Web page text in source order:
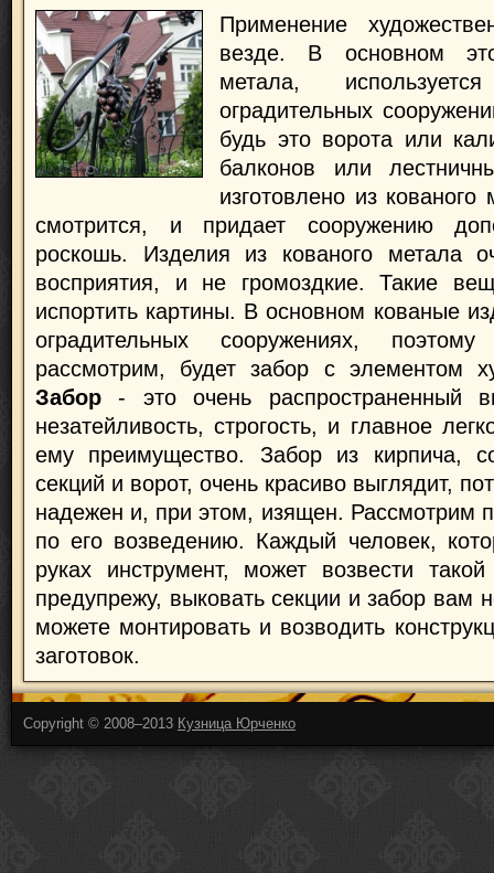
Применение
везде. В основном
метала,
оградительных
будь это ворота или
балконов или
изготовлено из
смотрится, и придает сооружению
роскошь. Изделия из кованого метала
восприятия, и не громоздкие. Такие
испортить картины. В основном кованые
оградительных сооружениях,
рассмотрим, будет забор с элементом
Забор - это очень распространенный
незатейливость, строгость, и главное
ему преимущество. Забор из кирпича,
секций и ворот, очень красиво выглядит,
надежен и, при этом, изящен. Рассмотрим
по его возведению. Каждый человек,
руках инструмент, может возвести
предупрежу, выковать секции и забор вам
можете монтировать и возводить
заготовок.
Copyright © 2008–2013 Кузница Юрченко